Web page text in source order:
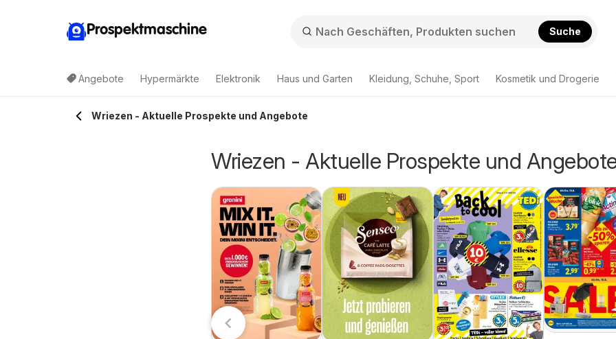
Prospektmaschine Suche
Angebote Hypermärkte Elektronik Haus und Garten Kleidung, Schuhe, Sport Kosmetik und Drogerie
Wriezen - Aktuelle Prospekte und Angebote
Wriezen - Aktuelle Prospekte und